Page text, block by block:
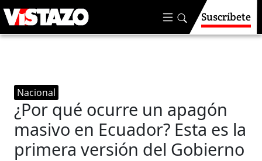
Suscríbete
Nacional
¿Por qué ocurre un apagón
masivo en Ecuador? Esta es la
primera versión del Gobierno